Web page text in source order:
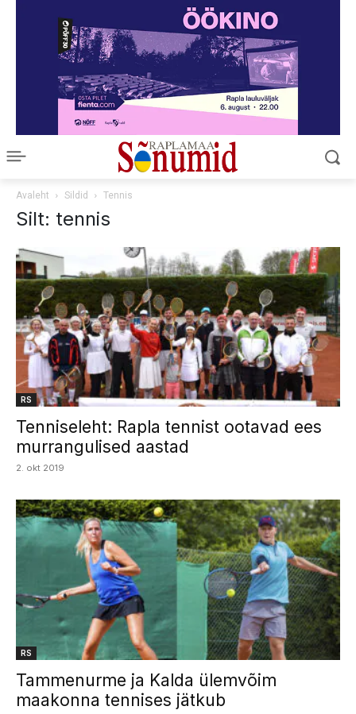
Avaleht Sildid Tennis
Silt: tennis
RS
Tenniseleht: Rapla tennist ootavad ees
murrangulised aastad
2. okt 2019
RS
Tammenurme ja Kalda ülemvõim
maakonna tennises jätkub